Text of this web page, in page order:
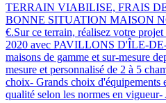
TERRAIN VIABILISE, FRAIS
BONNE SITUATION MAISON
€.Sur ce terrain, réalisez votre
2020 avec PAVILLONS D'ÎLE-
maisons de gamme et sur-mesure
mesure et personnalisé de 2 à 5
choix- Grands choix d'équipements
qualité selon les normes en